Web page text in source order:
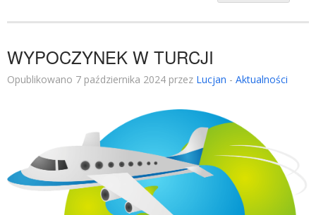
WYPOCZYNEK W TURCJI
Opublikowano 7 października 2024 przez Lucjan - Aktualności